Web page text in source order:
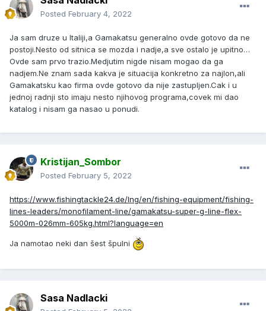
Posted February 4, 2022
Ja sam druze u Italiji,a Gamakatsu generalno ovde gotovo da ne
postoji.Nesto od sitnica se mozda i nadje,a sve ostalo je upitno…
Ovde sam prvo trazio.Medjutim nigde nisam mogao da ga
nadjem.Ne znam sada kakva je situacija konkretno za najlon,ali
Gamakatsku kao firma ovde gotovo da nije zastupljen.Cak i u
jednoj radnji sto imaju nesto njihovog programa,covek mi dao
katalog i nisam ga nasao u ponudi.
Kristijan_Sombor
Posted February 5, 2022
https://www.fishingtackle24.de/lng/en/fishing-equipment/fishing-
lines-leaders/monofilament-line/gamakatsu-super-g-line-flex-
5000m-026mm-605kg.html?language=en
Ja namotao neki dan šest špulni
Sasa Nadlacki